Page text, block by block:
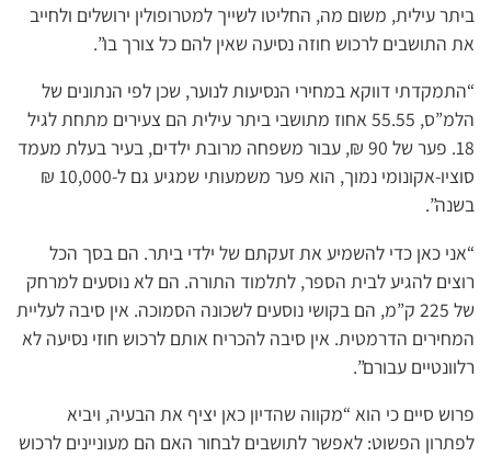
ביתר עילית, משום מה, החליטו לשייך למטרופולין ירושלים ולחייב
את התושבים לרכוש חוזה נסיעה שאין להם כל צורך בו”.
“התמקדתי דווקא במחירי הנסיעות לנוער, שכן לפי הנתונים של
הלמ”ס, 55.55 אחוז מתושבי ביתר עילית הם צעירים מתחת לגיל
18. פער של 90 ₪, עבור משפחה מרובת ילדים, בעיר בעלת מעמד
סוציו-אקונומי נמוך, הוא פער משמעותי שמגיע גם ל-10,000 ₪
בשנה”.
“אני כאן כדי להשמיע את זעקתם של ילדי ביתר. הם בסך הכל
רוצים להגיע לבית הספר, לתלמוד התורה. הם לא נוסעים למרחק
של 225 ק”מ, הם בקושי נוסעים לשכונה הסמוכה. אין סיבה לעליית
המחירים הדרמטית. אין סיבה להכריח אותם לרכוש חוזי נסיעה לא
רלוונטיים עבורם”.
פרוש סיים כי הוא “מקווה שהדיון כאן יציף את הבעיה, ויביא
לפתרון הפשוט: לאפשר לתושבים לבחור האם הם מעוניינים לרכוש